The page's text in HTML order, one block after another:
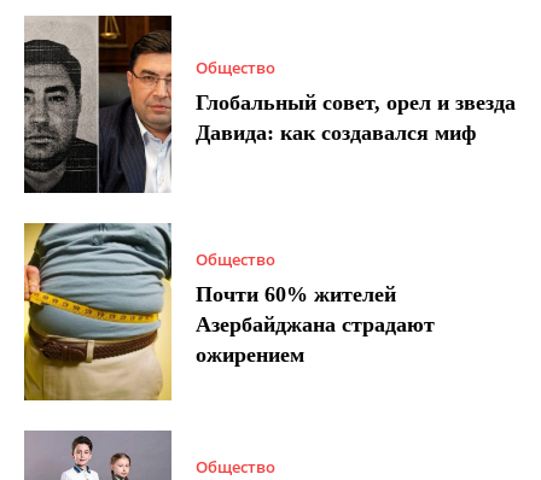
Общество
Глобальный совет, орел и звезда
Давида: как создавался миф
Общество
Почти 60% жителей
Азербайджана страдают
ожирением
Общество